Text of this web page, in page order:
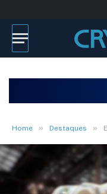
Home » Destaques »